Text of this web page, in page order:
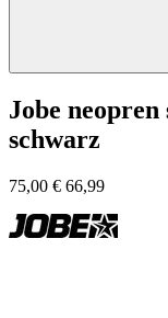
Jobe
schwarz
75,00 € 66,99